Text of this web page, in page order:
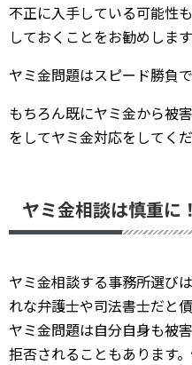
不正に入手している可能性
しておくことをお勧めします
ヤミ金問題はスピード勝負で
もちろん既にヤミ金から被
をしてヤミ金対応をしてくだ
ヤミ金相談は慎重に！
ヤミ金相談する事務所選び
れな弁護士や司法書士だと
ヤミ金問題は自分自身も被
拒否されることもあります